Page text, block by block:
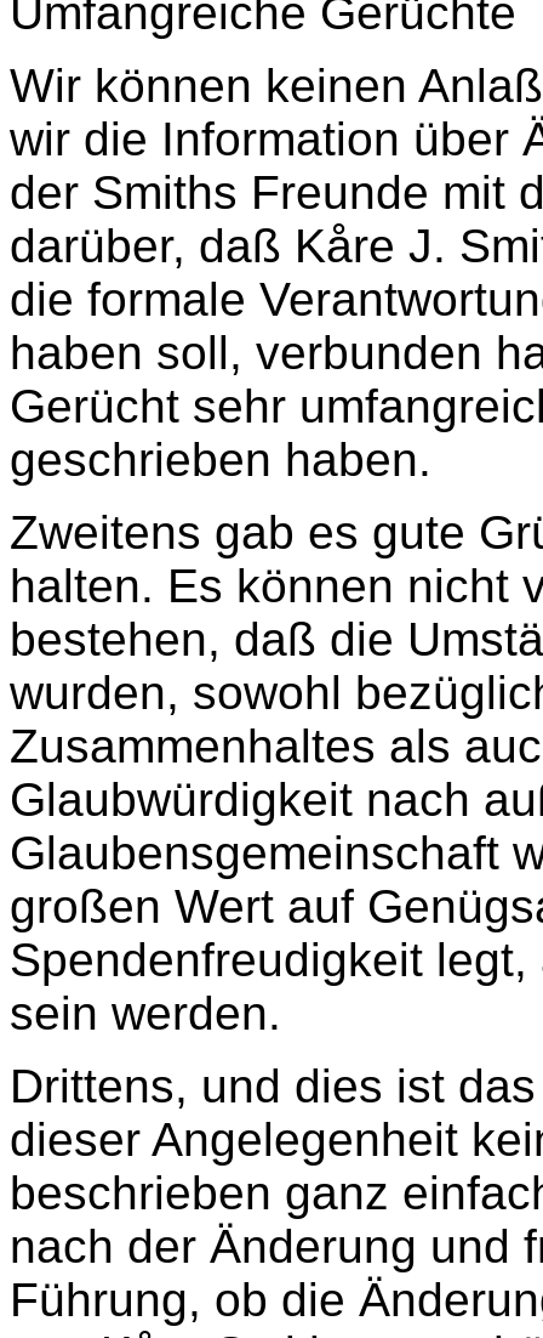
Umfangreiche Gerüchte
Wir können keinen
wir die Information über
der Smiths Freunde mit
darüber, daß Kåre J.
die formale
haben soll, verbunden
Gerücht sehr
geschrieben haben.
Zweitens gab es gute
halten. Es können nicht
bestehen, daß die
wurden, sowohl
Zusammenhaltes als
Glaubwürdigkeit nach
Glaubensgemeinschaft
großen Wert auf
Spendenfreudigkeit
sein werden.
Drittens, und dies ist
dieser Angelegenheit
beschrieben ganz
nach der Änderung und
Führung, ob die